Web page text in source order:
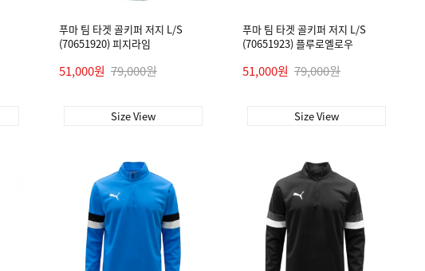
푸마 팀 타겟 골키퍼 저지 L/S
(70651920) 피지라임
51,000원 79,000원
Size View
푸마 팀 타겟 골키퍼 저지 L/S
(70651923) 플루로옐로우
51,000원 79,000원
Size View